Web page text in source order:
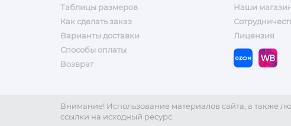
Таблицы размеров
Как сделать заказ
Варианты доставки
Способы оплаты
Возврат
Наши
Лицензия
Внимание! Использование материалов сайта, а также
ссылки на исходный ресурс.